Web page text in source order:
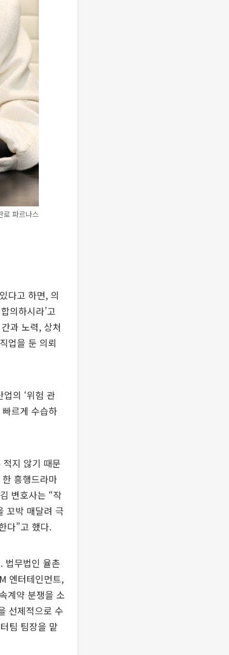
로 파르나스
다고 하면, 의
의하시라’고
과 노력, 상처
업을 둔 의뢰
의 ‘위험 관
르게 수습하
지 않기 때문
흥행드라마
변호사는 “작
꼬박 매달려 극
다”고 했다.
법무법인 율촌
엔터테인먼트,
계약 분쟁을 소
선제적으로 수
팀 팀장을 맡